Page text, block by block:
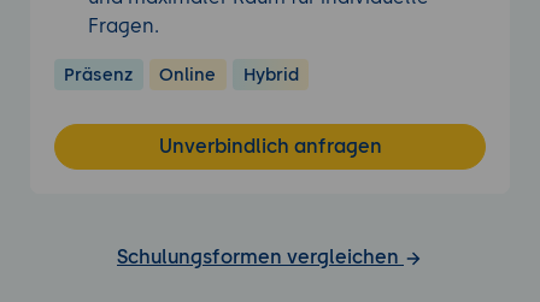
Fragen.
Präsenz Online Hybrid
Unverbindlich anfragen
Schulungsformen vergleichen